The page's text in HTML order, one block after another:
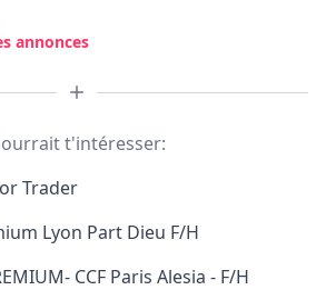
annonces
t'intéresser:
Trader
Lyon Part Dieu F/H
CCF Paris Alesia - F/H